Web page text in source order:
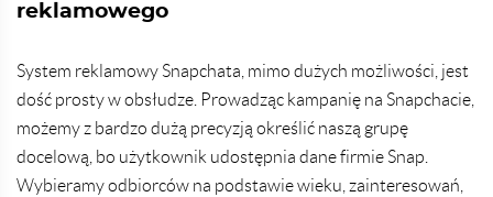
reklamowego
System reklamowy Snapchata, mimo dużych możliwości, jest
dość prosty w obsłudze. Prowadząc kampanię na Snapchacie,
możemy z bardzo dużą precyzją określić naszą grupę
docelową, bo użytkownik udostępnia dane firmie Snap.
Wybieramy odbiorców na podstawie wieku, zainteresowań,